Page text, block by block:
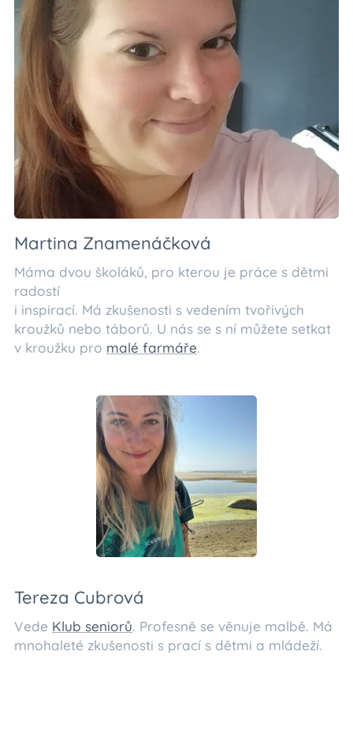
Martina Znamenáčková
Máma dvou školáků, pro kterou je práce s dětmi
radostí
i inspirací. Má zkušenosti s vedením tvořivých
kroužků nebo táborů. U nás se s ní můžete setkat
v kroužku pro malé farmáře.
Tereza Cubrová
Vede Klub seniorů. Profesně se věnuje malbě. Má
mnohaleté zkušenosti s prací s dětmi a mládeží.